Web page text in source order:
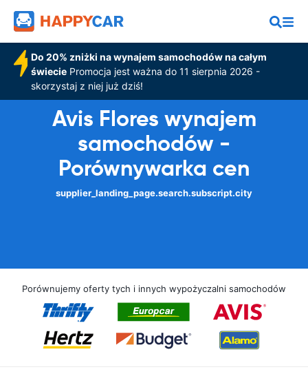
Do 20% zniżki na wynajem samochodów na całym
świeciePromocja jest ważna do 11 sierpnia 2026 -
skorzystaj z niej już dziś!
Avis Flores wynajem
samochodów -
Porównywarka cen
supplier_landing_page.search.subscript.city
Porównujemy oferty tych i innych wypożyczalni samochodów